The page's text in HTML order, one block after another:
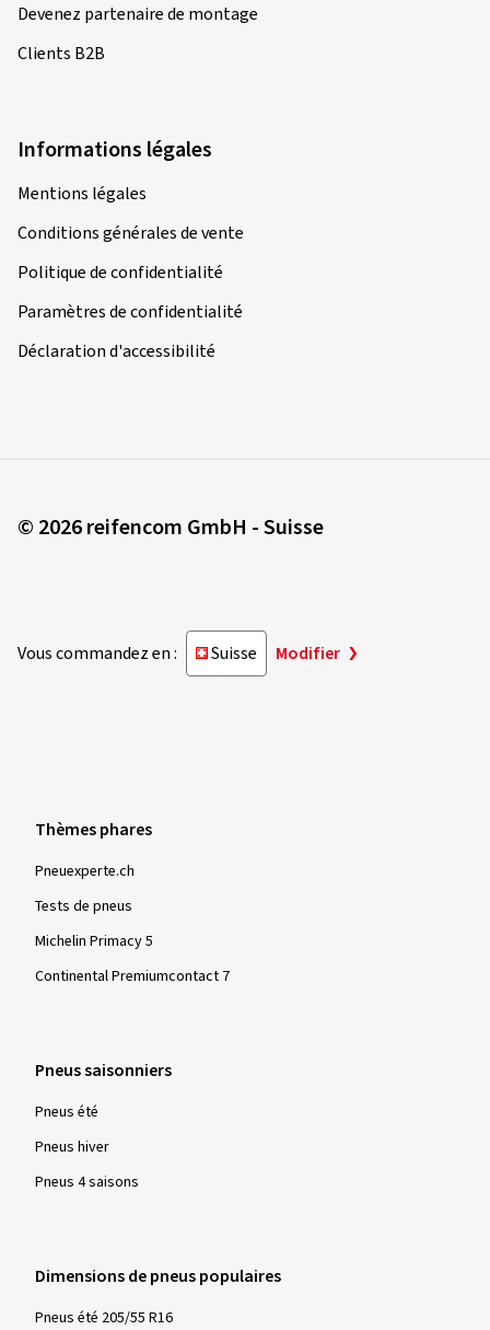
Devenez partenaire de montage
Clients B2B
Informations légales
Mentions légales
Conditions générales de vente
Politique de confidentialité
Paramètres de confidentialité
Déclaration d'accessibilité
© 2026 reifencom GmbH - Suisse
Vous commandez en : Suisse Modifier
Thèmes phares
Pneuexperte.ch
Tests de pneus
Michelin Primacy 5
Continental Premiumcontact 7
Pneus saisonniers
Pneus été
Pneus hiver
Pneus 4 saisons
Dimensions de pneus populaires
Pneus été 205/55 R16